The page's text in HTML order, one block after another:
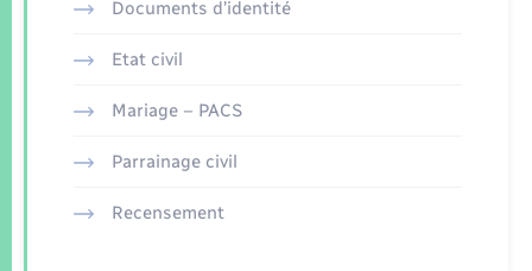
Documents d’identité
Etat civil
Mariage – PACS
Parrainage civil
Recensement